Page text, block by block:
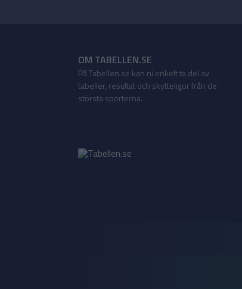
OM TABELLEN.SE
På Tabellen.se kan ni enkelt ta del av
tabeller, resultat och skytteligor från de
största sporterna.